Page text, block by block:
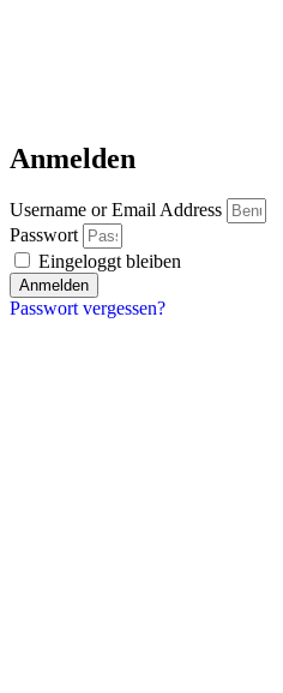
Anmelden
Username or Email Address
Passwort
Eingeloggt bleiben
Anmelden
Passwort vergessen?